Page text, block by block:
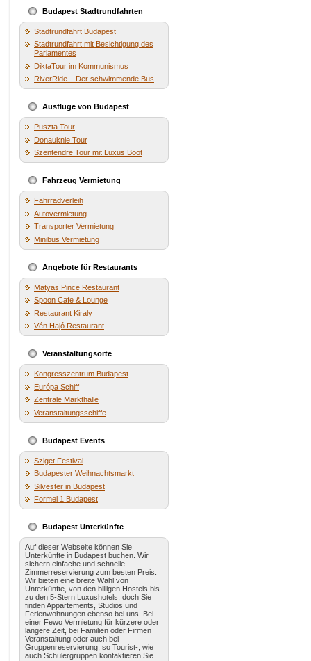
Budapest Stadtrundfahrten
Stadtrundfahrt Budapest
Stadtrundfahrt mit Besichtigung des
Parlamentes
DiktaTour im Kommunismus
RiverRide – Der schwimmende Bus
Ausflüge von Budapest
Puszta Tour
Donauknie Tour
Szentendre Tour mit Luxus Boot
Fahrzeug Vermietung
Fahrradverleih
Autovermietung
Transporter Vermietung
Minibus Vermietung
Angebote für Restaurants
Matyas Pince Restaurant
Spoon Cafe & Lounge
Restaurant Kiraly
Vén Hajó Restaurant
Veranstaltungsorte
Kongresszentrum Budapest
Európa Schiff
Zentrale Markthalle
Veranstaltungsschiffe
Budapest Events
Sziget Festival
Budapester Weihnachtsmarkt
Silvester in Budapest
Formel 1 Budapest
Budapest Unterkünfte
Auf dieser Webseite können Sie
Unterkünfte in Budapest buchen. Wir
sichern einfache und schnelle
Zimmerreservierung zum besten Preis.
Wir bieten eine breite Wahl von
Unterkünfte, von den billigen Hostels bis
zu den 5-Stern Luxushotels, doch Sie
finden Appartements, Studios und
Ferienwohnungen ebenso bei uns. Bei
einer Fewo Vermietung für kürzere oder
längere Zeit, bei Familien oder Firmen
Veranstaltung oder auch bei
Gruppenreservierung, so Tourist-, wie
auch Schülergruppen kontaktieren Sie